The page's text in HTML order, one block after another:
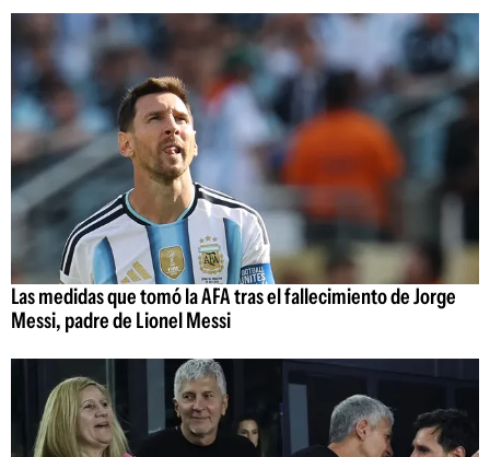
Las medidas que tomó la AFA tras el fallecimiento de Jorge
Messi, padre de Lionel Messi